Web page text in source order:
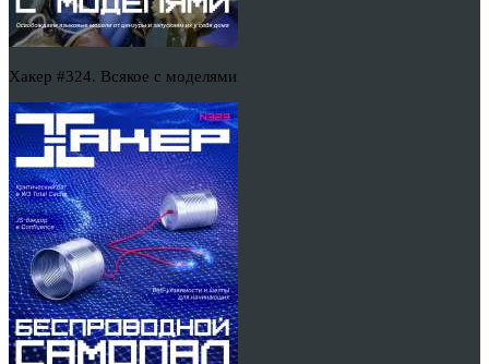
Хакер #324. Всякое с моделями